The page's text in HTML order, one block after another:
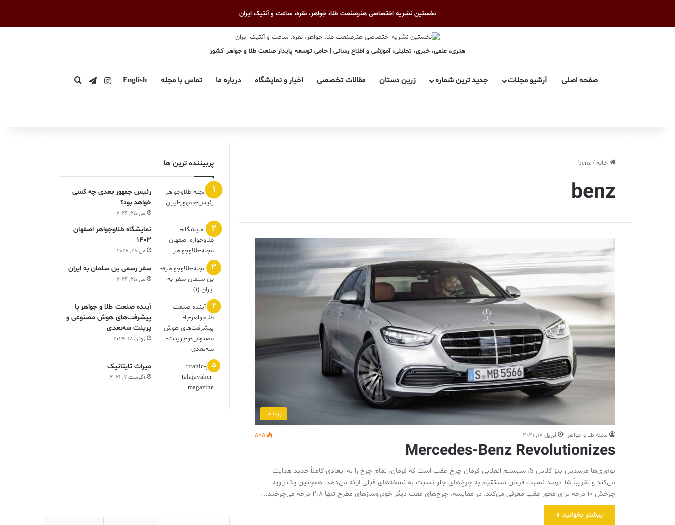
نخستین نشریه اختصاصی هنرصنعت طلا، جواهر، نقره، ساعت و آنتیک ایران
هنری، علمی، خبری، تحلیلی، آموزشی و اطلاع رسانی | حامی توسعه پایدار صنعت طلا و جواهر کشور
صفحه اصلی آرشیو مجلات جدید ترین شماره زرین دستان مقالات تخصصی اخبار و نمایشگاه درباره ما تماس با مجله English اینستاگرام
تلگرامجستجو برای
خانه/
benz
benz
برندها
مجله طلا و جواهر آوریل 18, 2021 585
Mercedes-Benz Revolutionizes
نوآوری‌ها مرسدس بنز کلاس S، سیستم انقلابی فرمان چرخ عقب است که فرمان، تمام چرخ را به ابعادی کاملاً جدید هدایت
می‌کند و تقریباً 15 درصد نسبت فرمان مستقیم به چرخ‌های جلو نسبت به نسخه‌های قبلی ارائه می‌دهد. همچنین یک زاویه
چرخش 10 درجه برای محور عقب معرفی می‌کند. در مقایسه، چرخ‌های عقب دیگر خودروسازهای مطرح تنها ۲٫۸ درجه می‌چرخند…
بیشتر بخوانید »
پربیننده ترین ها
رئیس جمهور بعدی چه کسی
خواهد بود؟
می 25, 2024
نمایشگاه طلاوجواهر اصفهان
1403
می 28, 2024
سفر رسمی بن سلمان به ایران
می 25, 2024
آینده صنعت طلا و جواهر با
پیشرفت‌های هوش مصنوعی و
پرینت سه‌بعدی
ژوئن 18, 2024
ميراث تايتانيک
آگوست 7, 2021